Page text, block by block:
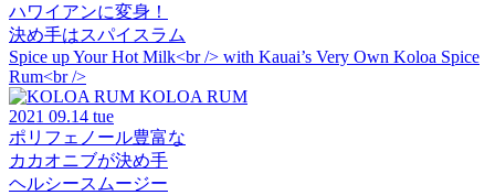
ハワイアンに変身！
決め手はスパイスラム
Spice up Your Hot Milk<br /> with Kauai’s Very Own Koloa Spice
Rum<br />
KOLOA RUM
2021 09.14 tue
ポリフェノール豊富な
カカオニブが決め手
ヘルシースムージー